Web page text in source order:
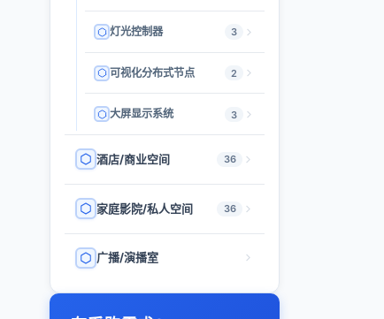
灯光控制器 3
可视化分布式节点 2
大屏显示系统 3
酒店/商业空间 36
家庭影院/私人空间 36
广播/演播室